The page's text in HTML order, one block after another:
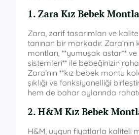
1. Zara Kız Bebek
Zara, zarif tasarımları ve
tanınan bir markadır. Zara’nın
montları, **yumuşak astar**
sistemleri** ile bebeğinizin
Zara’nın **kız bebek montu
şıklığı ve fonksiyonelliği
hem de bahar aylarında
2. H&M Kız Bebek
H&M, uygun fiyatlarla kaliteli